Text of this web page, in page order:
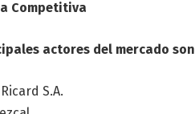
Competitiva
actores del mercado
S.A.